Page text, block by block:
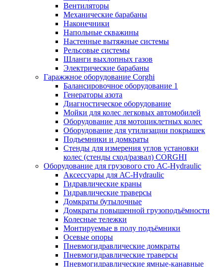
Вентиляторы
Механические барабаны
Наконечники
Напольные скважины
Настенные вытяжные системы
Рельсовые системы
Шланги выхлопных газов
Электрические барабаны
Гаражжное оборудование Corghi
Балансировочное оборудование 1
Генераторы азота
Диагностическое оборудование
Мойки для колес легковых автомобилей
Оборудование для мотоциклетных колес
Оборудование для утилизации покрышек
Подъемники и домкраты
Стенды для измерения углов установки
колес (стенды сход/развал) CORGHI
Оборудование для грузового сто АС-Hydraulic
Аксессуары для АС-Hydraulic
Гидравлические краны
Гидравлические траверсы
Домкраты бутылочные
Домкраты повышенной грузоподъёмности
Колесные тележки
Монтируемые в полу подъёмники
Осевые опоры
Пневмогидравлические домкраты
Пневмогидравлические траверсы
Пневмогидравлические ямные-канавные